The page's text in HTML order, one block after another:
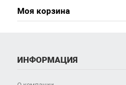
Моя корзина
ИНФОРМАЦИЯ